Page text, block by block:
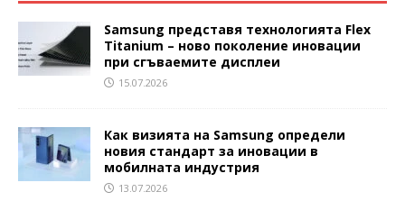
Samsung представя технологията Flex
Titanium – ново поколение иновации
при сгъваемите дисплеи
15.07.2026
Как визията на Samsung определи
новия стандарт за иновации в
мобилната индустрия
13.07.2026